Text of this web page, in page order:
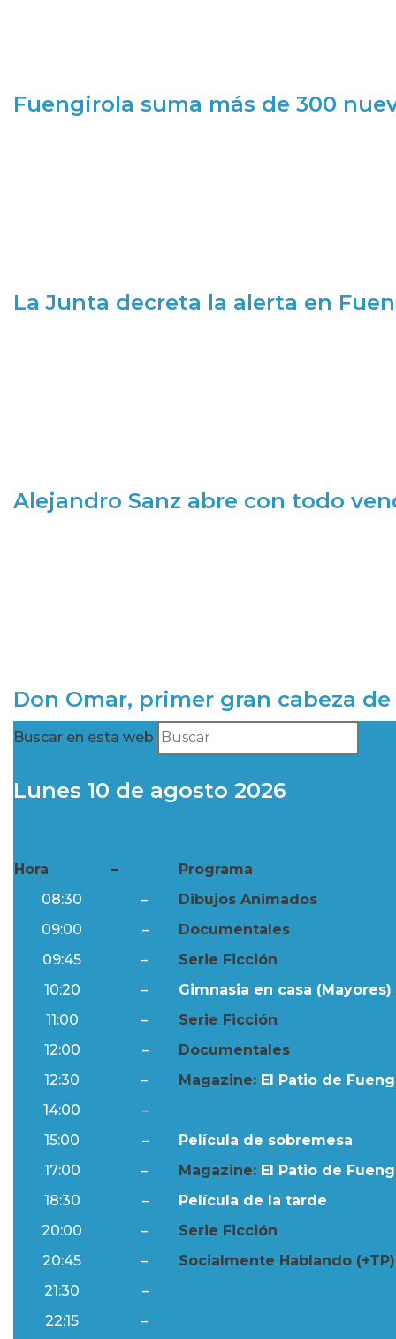
Fuengirola suma más de 300
La Junta decreta la alerta en
Alejandro Sanz abre con todo
Don Omar, primer gran cabeza
Buscar en esta web
Lunes 10 de agosto 2026
Hora –
Programa
08:30
–
Dibujos Animados
09:00
–
Documentales
09:45
–
Serie Ficción
10:20
–
Gimnasia en casa (Mayores)
11:00
–
Serie Ficción
12:00
–
Documentales
12:30
– Magazine: El Patio de
14:00
–
15:00
–
Película de sobremesa
17:00
– Magazine: El Patio de
18:30
–
Película de la tarde
20:00
–
Serie Ficción
20:45
–
Socialmente Hablando (+TP)
21:30
–
22:15
–